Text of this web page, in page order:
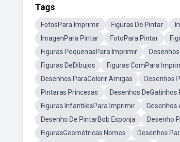
Tags
FotosPara Imprimir Figuras De Pintar
ImagenPara Pintar
FotoPara Pintar
Figuras PequenasPara Imprimir
Figuras DeDibujos
Figuras ComPara
Desenhos ParaColorir Amigas
Desenhos
Pintaras Princesas
Desenhos
Figuras InfantilesPara Imprimir
Desenho De PintarBob Esponja
Desenho
FigurasGeométricas Nomes
Desenhos